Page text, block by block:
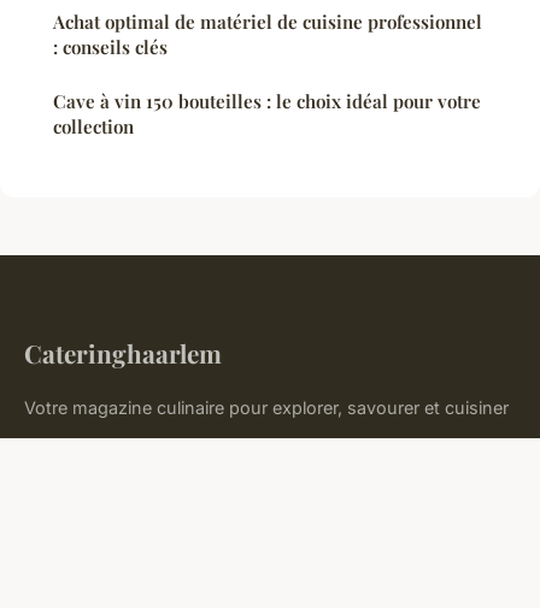
Achat optimal de matériel de cuisine professionnel
: conseils clés
Cave à vin 150 bouteilles : le choix idéal pour votre
collection
Cateringhaarlem
Votre magazine culinaire pour explorer, savourer et cuisiner